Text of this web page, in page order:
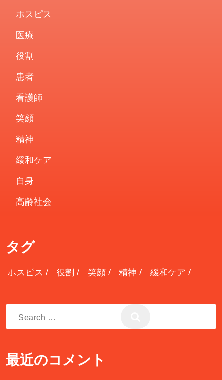
ホスピス
医療
役割
患者
看護師
笑顔
精神
緩和ケア
自身
高齢社会
タグ
ホスピス 役割 笑顔 精神 緩和ケア
Search
最近のコメント